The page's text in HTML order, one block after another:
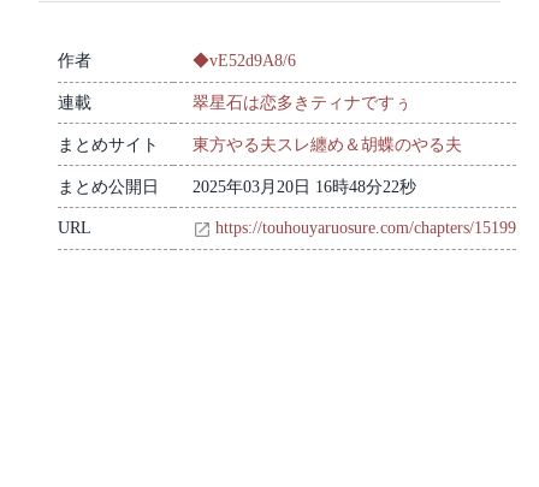
作者 ◆vE52d9A8/6
連載 翠星石は恋多きティナですぅ
まとめサイト 東方やる夫スレ纏め＆胡蝶のやる夫
まとめ公開日 2025年03月20日 16時48分22秒
URL https://touhouyaruosure.com/chapters/15199